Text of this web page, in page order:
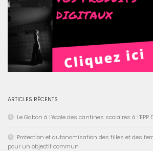
ARTICLES RÉCENTS
Le Gabon à l’école des cantines scolaires à
Protection et autonomisation des filles et des
pour un objectif commun